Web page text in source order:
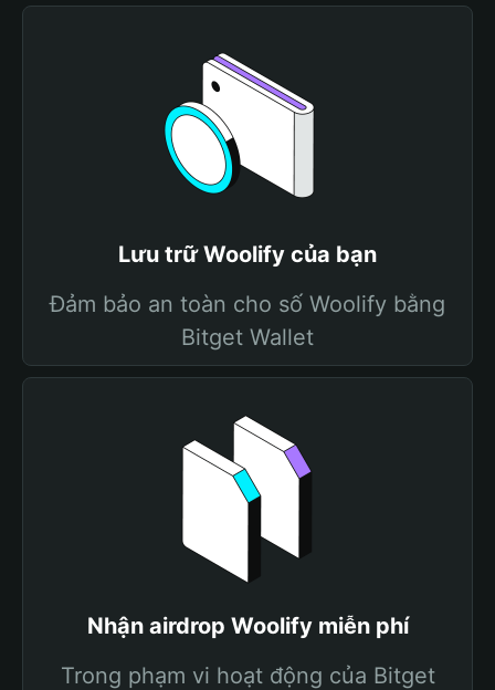
Lưu trữ Woolify của bạn
Đảm bảo an toàn cho số Woolify bằng
Bitget Wallet
Nhận airdrop Woolify miễn phí
Trong phạm vi hoạt động của Bitget